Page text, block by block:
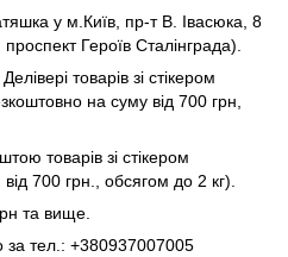
у м.Київ, пр-т В. Івасюка, 8
Героїв Сталінграда).
товарів зі стікером
на суму від 700 грн,
товарів зі стікером
700 грн., обсягом до 2 кг).
та вище.
за тел.: +380937007005